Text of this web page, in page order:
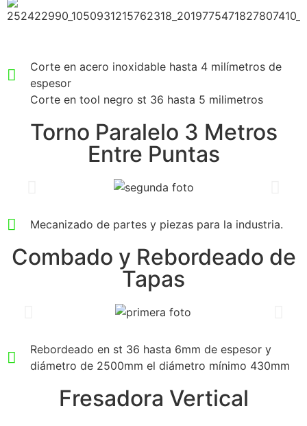
Corte en acero inoxidable hasta 4 milímetros de
espesor
Corte en tool negro st 36 hasta 5 milimetros
Torno Paralelo 3 Metros
Entre Puntas
Mecanizado de partes y piezas para la industria.
Combado y Rebordeado de
Tapas
Rebordeado en st 36 hasta 6mm de espesor y
diámetro de 2500mm el diámetro mínimo 430mm
Fresadora Vertical